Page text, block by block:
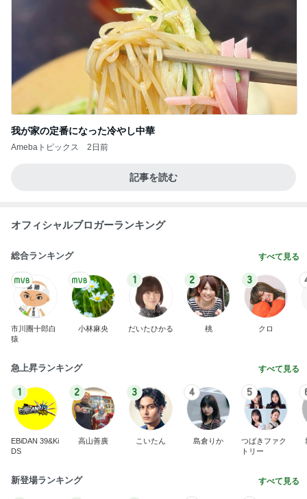
我が家の定番になった冷やし中華
Amebaトピックス 2日前
記事を読む
オフィシャルブロガーランキング
総合ランキング すべて見る
市川團十郎白
猿
小林麻央
1
だいたひかる
2
桃
3
クロ
急上昇ランキング すべて見る
1
EBiDAN 39&Ki
DS
2
高山善廣
3
こいたん
4
島倉りか
5
つばきファク
トリー
新登場ランキング すべて見る